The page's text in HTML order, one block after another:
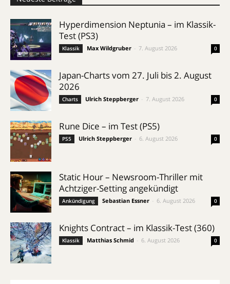
Hyperdimension Neptunia – im Klassik-
Test (PS3)
Klassik Max Wildgruber 7. August 2026 0
Japan-Charts vom 27. Juli bis 2. August
2026
Charts Ulrich Steppberger 7. August 2026 0
Rune Dice – im Test (PS5)
PS5 Ulrich Steppberger 6. August 2026 0
Static Hour – Newsroom-Thriller mit
Achtziger-Setting angekündigt
Ankündigung Sebastian Essner 6. August 2026 0
Knights Contract – im Klassik-Test (360)
Klassik Matthias Schmid 6. August 2026 0